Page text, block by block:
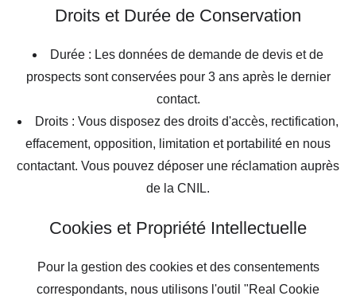
Droits et Durée de Conservation
Durée : Les données de demande de devis et de
prospects sont conservées pour 3 ans après le dernier
contact.
Droits : Vous disposez des droits d'accès, rectification,
effacement, opposition, limitation et portabilité en nous
contactant. Vous pouvez déposer une réclamation auprès
de la CNIL.
Cookies et Propriété Intellectuelle
Pour la gestion des cookies et des consentements
correspondants, nous utilisons l'outil "Real Cookie